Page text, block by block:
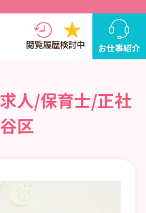
閲覧履歴検討中 お仕事紹介
人/保育士/正社
区